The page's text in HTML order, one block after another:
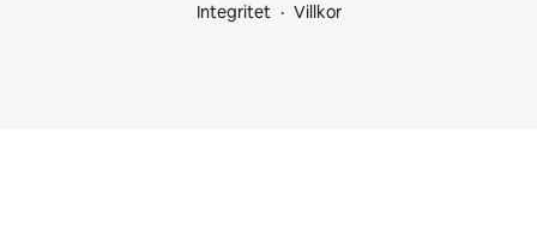
Integritet
Villkor